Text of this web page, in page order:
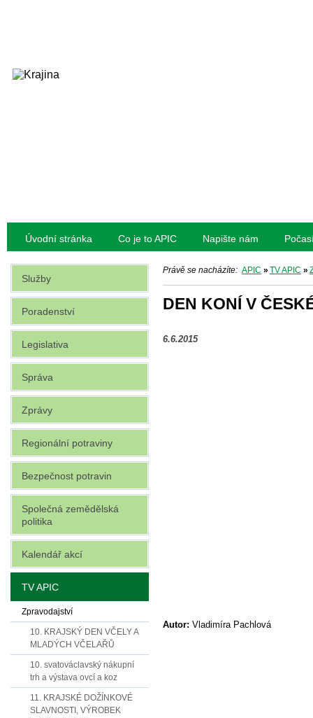
Úvodní stránka Co je to APIC Napište nám
Právě se nacházíte: APIC » TV APIC »
DEN KONÍ V
6.6.2015
Autor: Vladimíra Pachlová
Služby
Poradenství
Legislativa
Správa
Zprávy
Regionální potraviny
Bezpečnost potravin
Společná zemědělská
politika
Kalendář akcí
TV APIC
Zpravodajství
10. KRAJSKÝ DEN VČELY A
MLADÝCH VČELAŘŮ
10. svatováclavský nákupní
trh a výstava ovcí a koz
11. KRAJSKÉ DOŽÍNKOVÉ
SLAVNOSTI, VÝROBEK